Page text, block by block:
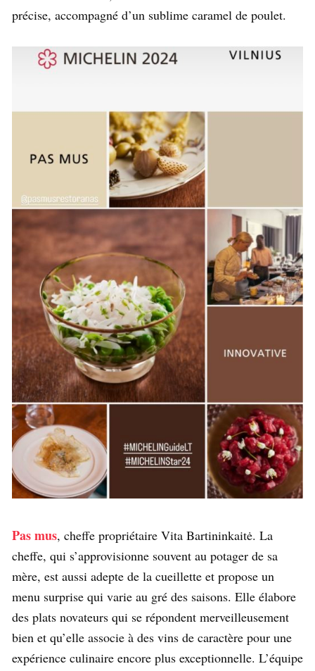
précise, accompagné d’un sublime caramel de poulet.
Pas mus, cheffe propriétaire Vita Bartininkaitė. La
cheffe, qui s’approvisionne souvent au potager de sa
mère, est aussi adepte de la cueillette et propose un
menu surprise qui varie au gré des saisons. Elle élabore
des plats novateurs qui se répondent merveilleusement
bien et qu’elle associe à des vins de caractère pour une
expérience culinaire encore plus exceptionnelle. L’équipe